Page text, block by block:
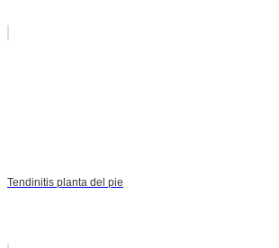
Tendinitis planta del pie